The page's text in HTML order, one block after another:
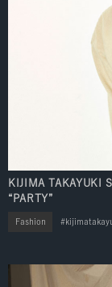
KIJIMA TAKAYUKI
“PARTY”
Fashion